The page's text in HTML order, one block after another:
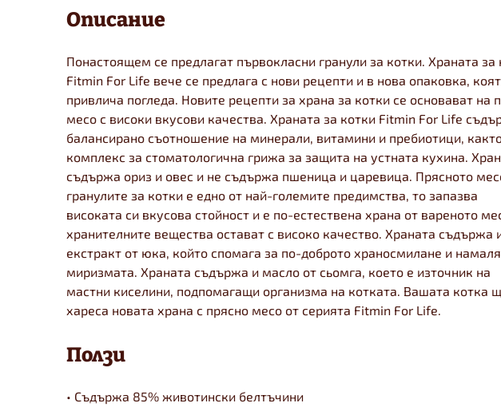
Описание
Понастоящем се предлагат първокласни гранули за котки. Храната за
Fitmin For Life вече се предлага с нови рецепти и в нова опаковка,
привлича погледа. Новите рецепти за храна за котки се основават на
месо с високи вкусови качества. Храната за котки Fitmin For Life
балансирано съотношение на минерали, витамини и пребиотици,
комплекс за стоматологична грижа за защита на устната кухина.
съдържа ориз и овес и не съдържа пшеница и царевица. Прясното
гранулите за котки е едно от най-големите предимства, то запазва
високата си вкусова стойност и е по-естествена храна от вареното
хранителните вещества остават с високо качество. Храната съдържа
екстракт от юка, който спомага за по-доброто храносмилане и
миризмата. Храната съдържа и масло от сьомга, което е източник на
мастни киселини, подпомагащи организма на котката. Вашата котка
хареса новата храна с прясно месо от серията Fitmin For Life.
Ползи
• Съдържа 85% животински белтъчини